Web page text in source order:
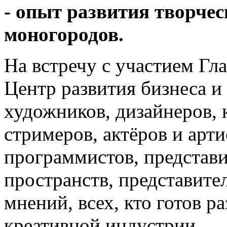
- опыт развития
моногородов.
На встречу с участием
Центр развития бизнеса
художников, дизайнеров,
стримеров, актёров и
программистов,
пространств,
мнений, всех, кто готов